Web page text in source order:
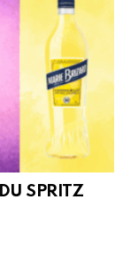
SPRITZ